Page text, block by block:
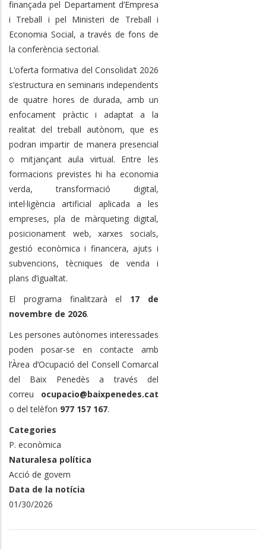
finançada pel Departament d’Empresa
i Treball i pel Ministeri de Treball i
Economia Social, a través de fons de
la conferència sectorial.
L’oferta formativa del Consolida’t 2026
s’estructura en seminaris independents
de quatre hores de durada, amb un
enfocament pràctic i adaptat a la
realitat del treball autònom, que es
podran impartir de manera presencial
o mitjançant aula virtual. Entre les
formacions previstes hi ha economia
verda, transformació digital,
intel·ligència artificial aplicada a les
empreses, pla de màrqueting digital,
posicionament web, xarxes socials,
gestió econòmica i financera, ajuts i
subvencions, tècniques de venda i
plans d’igualtat.
El programa finalitzarà el 17 de
novembre de 2026.
Les persones autònomes interessades
poden posar-se en contacte amb
l’Àrea d’Ocupació del Consell Comarcal
del Baix Penedès a través del
correu ocupacio@baixpenedes.cat
o del telèfon 977 157 167.
Categories
P. econòmica
Naturalesa política
Acció de govern
Data de la notícia
01/30/2026